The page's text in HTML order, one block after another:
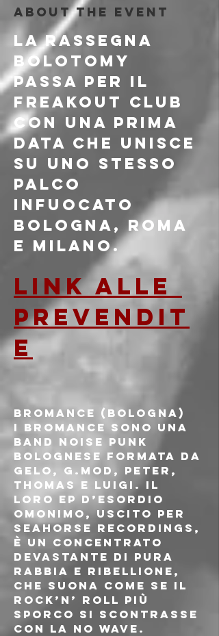
About the event
LA RASSEGNA
BOLOTOMY
PASSA PER IL
FREAKOUT CLUB
CON UNA PRIMA
DATA CHE UNISCE
SU UNO STESSO
PALCO
INFUOCATO
BOLOGNA, ROMA
E MILANO.
LINK ALLE
PREVENDIT
E
BROMANCE (BOLOGNA)
I BROMANCE sono una
band noise punk
bolognese formata da
Gelo, g.Mod, Peter,
Thomas e Luigi. Il
loro EP d’esordio
omonimo, uscito per
Seahorse Recordings,
è un concentrato
devastante di pura
rabbia e ribellione,
che suona come se il
rock’n’ roll più
sporco si scontrasse
con la no wave.